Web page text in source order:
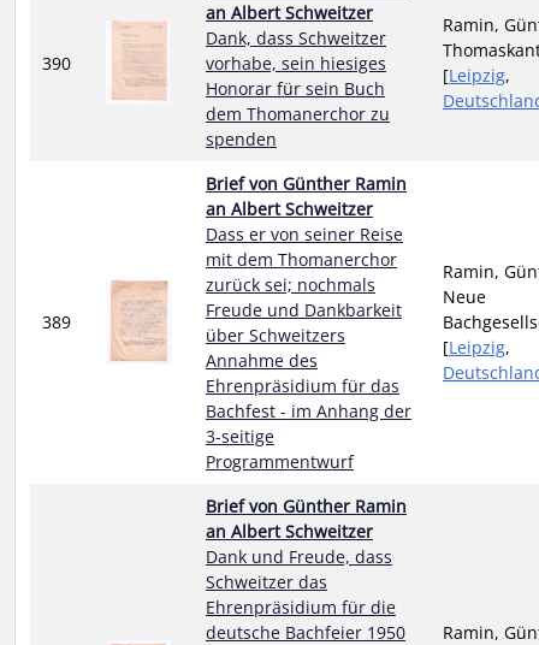
390
an Albert Schweitzer
Dank, dass Schweitzer
vorhabe, sein hiesiges
Honorar für sein Buch
dem Thomanerchor zu
spenden
Ramin,
[Leipzig,
389
Brief von Günther Ramin
an Albert Schweitzer
Dass er von seiner Reise
mit dem Thomanerchor
zurück sei; nochmals
Freude und Dankbarkeit
über Schweitzers
Annahme des
Ehrenpräsidium für das
Bachfest - im Anhang der
3-seitige
Programmentwurf
Ramin,
Neue
[Leipzig,
Brief von Günther Ramin
an Albert Schweitzer
Dank und Freude, dass
Schweitzer das
Ehrenpräsidium für die
deutsche Bachfeier 1950
Ramin,